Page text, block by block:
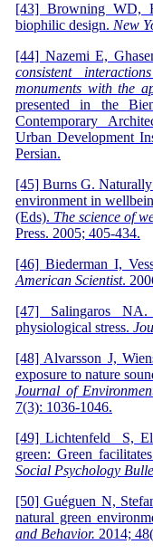
[43] Browning WD,
biophilic design. New
[44] Nazemi E,
consistent
monuments with the
presented in the
Contemporary
Urban Development
Persian.
[45] Burns G.
environment in
(Eds). The science of
Press. 2005; 405-434.
[46] Biederman I,
American Scientist.
[47] Salingaros NA.
physiological stress.
[48] Alvarsson J,
exposure to nature
Journal of
7(3): 1036-1046.
[49] Lichtenfeld S,
green: Green
Social Psychology
[50] Guéguen N,
natural green
and Behavior. 2014;